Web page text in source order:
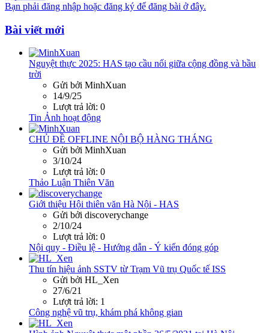
Bạn phải đăng nhập hoặc đăng ký để đăng bài ở đây.
Bài viết mới
Nguyệt thực 2025: HAS tạo cầu nối giữa cộng đồng và bầu
trời
Gửi bởi MinhXuan
14/9/25
Lượt trả lời: 0
Tin Ảnh hoạt động
CHỦ ĐỀ OFFLINE NỘI BỘ HÀNG THÁNG
Gửi bởi MinhXuan
3/10/24
Lượt trả lời: 0
Thảo Luận Thiên Văn
Giới thiệu Hội thiên văn Hà Nội - HAS
Gửi bởi discoverychange
2/10/24
Lượt trả lời: 0
Nội quy - Điều lệ - Hướng dẫn - Ý kiến đóng góp
Thu tín hiệu ảnh SSTV từ Trạm Vũ trụ Quốc tế ISS
Gửi bởi HL_Xen
27/6/21
Lượt trả lời: 1
Công nghệ vũ trụ, khám phá không gian